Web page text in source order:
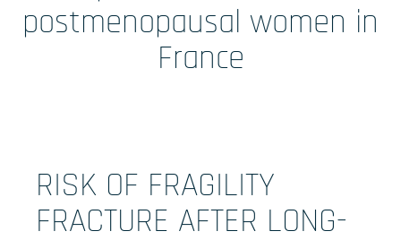
Formations
Prestations
Vos études
internationales
postmenopausal women in
France
RISK OF FRAGILITY
FRACTURE AFTER LONG-